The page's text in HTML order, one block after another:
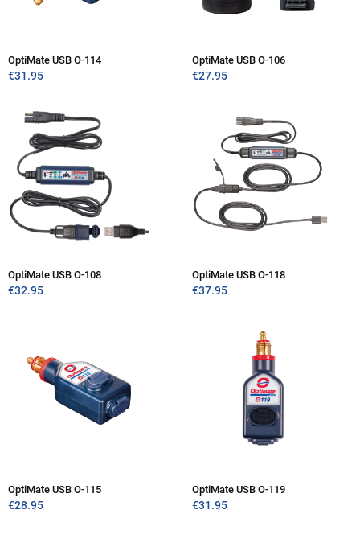
OptiMate USB O-114
€31.95
OptiMate USB O-106
€27.95
OptiMate USB O-108
€32.95
OptiMate USB O-118
€37.95
OptiMate USB O-115
€28.95
OptiMate USB O-119
€31.95